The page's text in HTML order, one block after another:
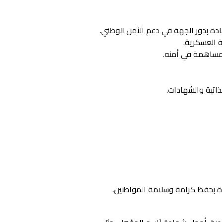
بدور الجهة في دعم الأمن الوطني.
العسكرية.
في أمنه.
والشهادات.
بحفظ كرامة وسلامة المواطنين.